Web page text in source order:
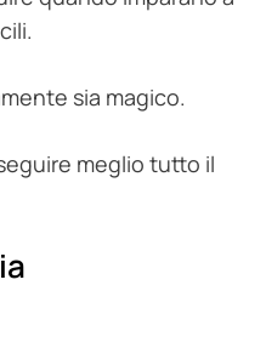
sia magico.
meglio tutto il